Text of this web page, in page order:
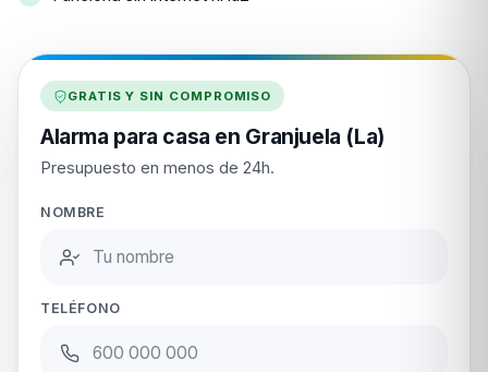
GRATIS Y SIN COMPROMISO
Alarma para casa en Granjuela (La)
Presupuesto en menos de 24h.
NOMBRE
TELÉFONO